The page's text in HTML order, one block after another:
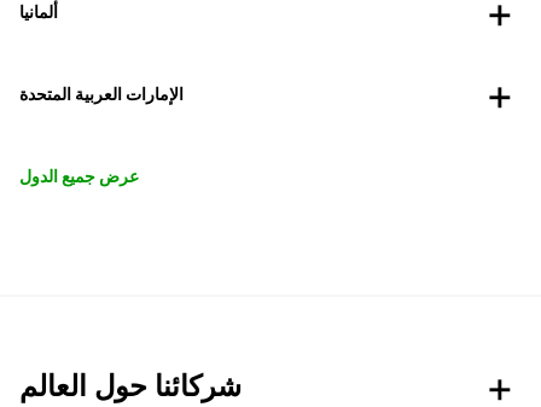
ألمانيا
الإمارات العربية المتحدة
عرض جميع الدول
شركائنا حول العالم